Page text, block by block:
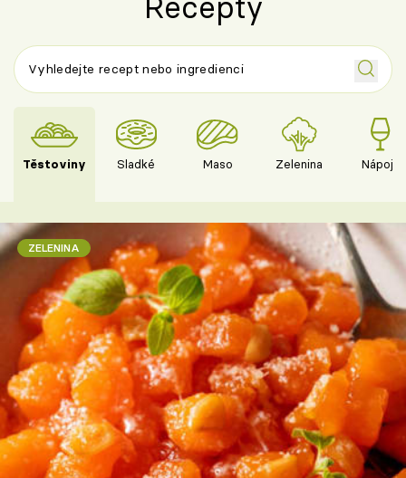
Těstoviny Sladké Maso Zelenina Nápoje
ZELENINA